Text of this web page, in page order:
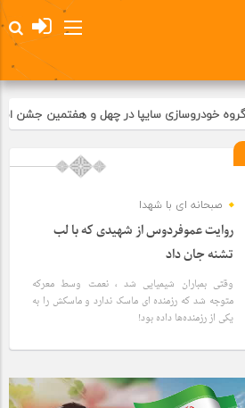
خودروسازی سایپا در چهل و هفتمین جشن
صبحانه ای با شهدا
روایت عموفردوس از شهیدی که با لب
تشنه جان داد
وقتی بمباران شیمیایی شد ، نعمت وسط معرکه
متوجه شد که رزمنده ای ماسک ندارد و ماسکش را به
یکی از رزمنده‌ها داده بود!